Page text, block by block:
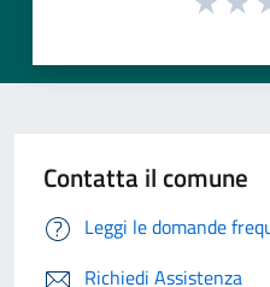
Contatta il comune
Leggi le domande
Richiedi Assistenza